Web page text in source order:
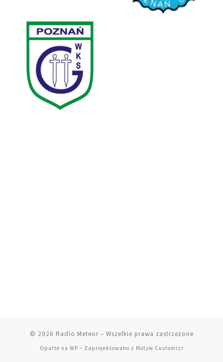
© 2026 Radio Meteor– Wszelkie prawa zastrzeżone
Oparte na WP – Zaprojektowano z Motyw Customizr